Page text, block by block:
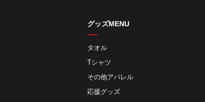
グッズMENU
タオル
Tシャツ
その他アパレル
応援グッズ